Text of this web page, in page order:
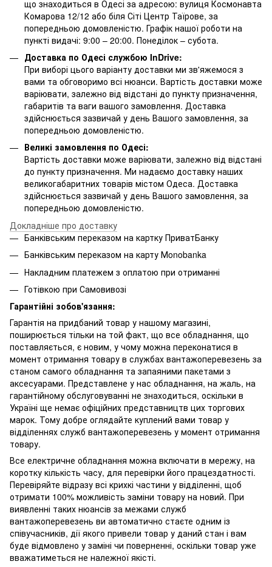
що знаходиться в Одесі за адресою: вулиця Космонавта
Комарова 12/12 або біля Сіті Центр Таїрове, за
попередньою домовленістю. Графік нашої роботи на
пункті видачі: 9:00 – 20:00. Понеділок – субота.
Доставка по Одесі службою InDrive:
При виборі цього варіанту доставки ми зв'яжемося з
вами та обговоримо всі нюанси. Вартість доставки може
варіювати, залежно від відстані до пункту призначення,
габаритів та ваги вашого замовлення. Доставка
здійснюється зазвичай у день Вашого замовлення, за
попередньою домовленістю.
Великі замовлення по Одесі:
Вартість доставки може варіювати, залежно від відстані
до пункту призначення. Ми надаємо доставку наших
великогабаритних товарів містом Одеса. Доставка
здійснюється зазвичай у день Вашого замовлення, за
попередньою домовленістю.
Докладніше про доставку
Банківським переказом на картку ПриватБанку
Банківським переказом на карту Мonobanka
Накладним платежем з оплатою при отриманні
Готівкою при Самовивозі
Гарантійні зобов'язання:
Гарантія на придбаний товар у нашому магазині,
поширюється тільки на той факт, що все обладнання, що
поставляється, є новим, у чому можна переконатися в
момент отримання товару в службах вантажоперевезень за
станом самого обладнання та запаяними пакетами з
аксесуарами. Представлене у нас обладнання, на жаль, на
гарантійному обслуговуванні не знаходиться, оскільки в
Україні ще немає офіційних представництв цих торгових
марок. Тому добре оглядайте куплений вами товар у
відділеннях служб вантажоперевезень у момент отримання
товару.
Все електричне обладнання можна включати в мережу, на
коротку кількість часу, для перевірки його працездатності.
Перевіряйте відразу всі крихкі частини у відділенні, щоб
отримати 100% можливість заміни товару на новий. При
виявленні таких нюансів за межами служб
вантажоперевезень ви автоматично стаєте одним із
співучасників, дії якого привели товар у даний стан і вам
буде відмовлено у заміні чи поверненні, оскільки товар уже
вважатиметься не належної якісті.